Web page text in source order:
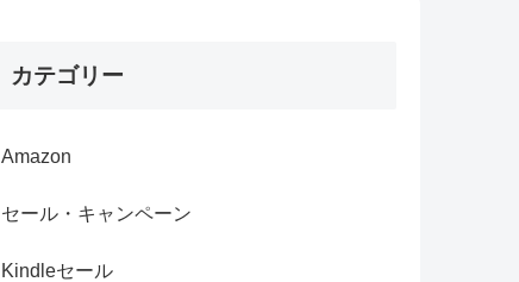
カテゴリー
Amazon
セール・キャンペーン
Kindleセール